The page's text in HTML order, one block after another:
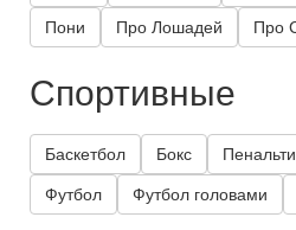
Пони Про Лошадей Про
Спортивные
Баскетбол Бокс Пенальти
Футбол Футбол головами